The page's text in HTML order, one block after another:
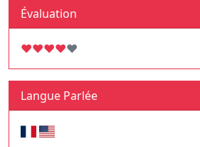
Évaluation
♥♥♥♥♥
Langue Parlée